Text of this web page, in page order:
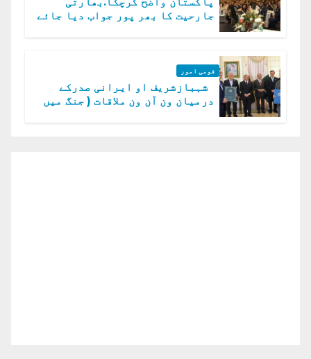
جارحیت کا بھر پور جواب دیا جائے
قومی امور
شہبازشریف او ایرانی صدرکے
درمیان ون آن ون ملاقات ( جنگ میں